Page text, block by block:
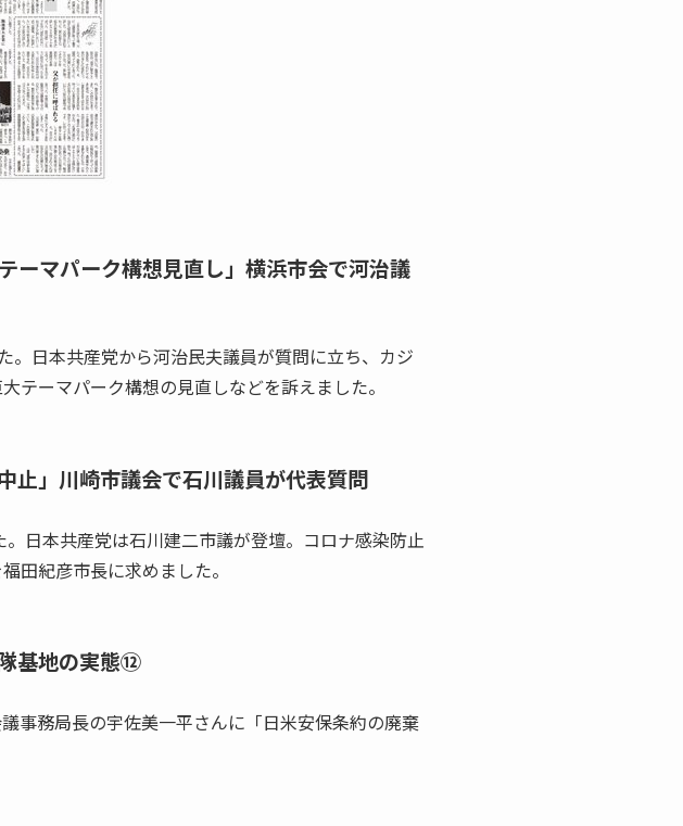
ーマパーク構想見直し」横浜市会で河治議
日本共産党から河治民夫議員が質問に立ち、カジ
テーマパーク構想の見直しなどを訴えました。
止」川崎市議会で石川議員が代表質問
日本共産党は石川建二市議が登壇。コロナ感染防止
田紀彦市長に求めました。
基地の実態⑫
事務局長の宇佐美一平さんに「日米安保条約の廃棄